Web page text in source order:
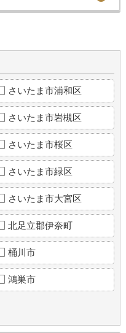
さいたま市浦和区
さいたま市岩槻区
さいたま市桜区
さいたま市緑区
さいたま市大宮区
北足立郡伊奈町
桶川市
鴻巣市